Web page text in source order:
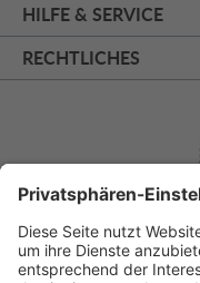
HILFE & SERVICE
RECHTLICHES
ÜBER 125